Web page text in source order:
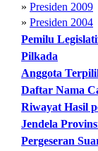
» Presiden 2009
» Presiden 2004
Pemilu
Pilkada
Anggota
Daftar Nama
Riwayat Hasil
Jendela
Pergeseran